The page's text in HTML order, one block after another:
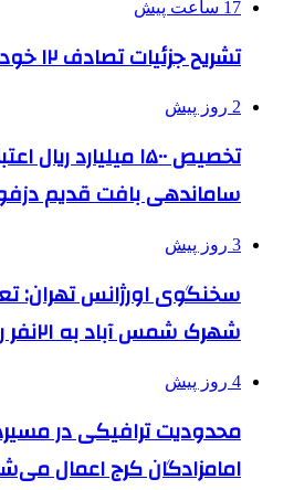
17 ساعت پیش
تشریح جزئیات تصادف ۱۲ خودرو با ۱۹ مصدوم
2 روز پیش
تخصیص ۱۵۰۰ میلیارد
ساماندهی بافت قدیم
3 روز پیش
سخنگوی اورژانس تهران:
شهرک شمس آباد به ۲۱نفر رسید
4 روز پیش
محدودیت ترافیکی در
امامزادگان کرج اعمال